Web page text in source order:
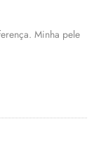
Minha pele